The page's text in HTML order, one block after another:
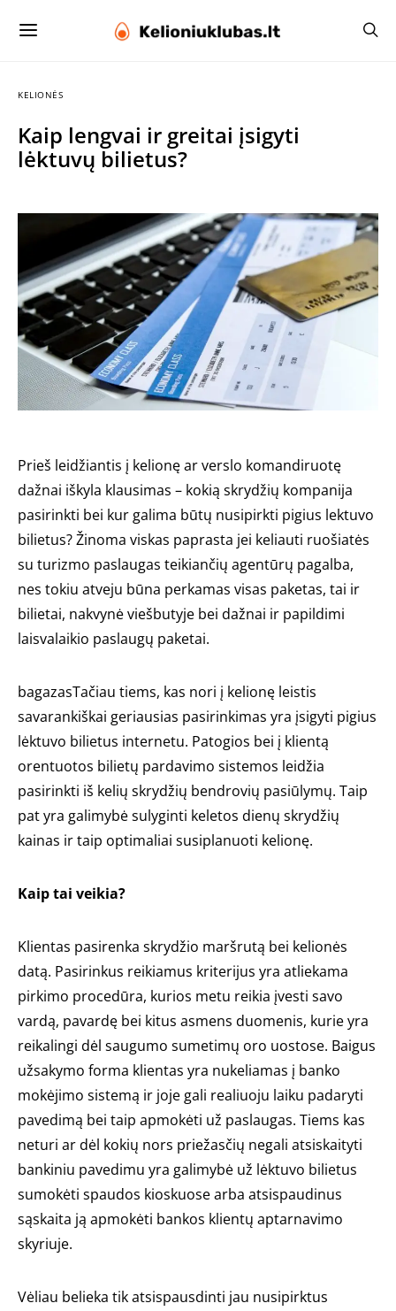
KELIONĖS
Kaip lengvai ir greitai įsigyti
lėktuvų bilietus?
Prieš leidžiantis į kelionę ar verslo komandiruotę
dažnai iškyla klausimas – kokią skrydžių kompanija
pasirinkti bei kur galima būtų nusipirkti pigius lektuvo
bilietus? Žinoma viskas paprasta jei keliauti ruošiatės
su turizmo paslaugas teikiančių agentūrų pagalba,
nes tokiu atveju būna perkamas visas paketas, tai ir
bilietai, nakvynė viešbutyje bei dažnai ir papildimi
laisvalaikio paslaugų paketai.
bagazasTačiau tiems, kas nori į kelionę leistis
savarankiškai geriausias pasirinkimas yra įsigyti pigius
lėktuvo bilietus internetu. Patogios bei į klientą
orentuotos bilietų pardavimo sistemos leidžia
pasirinkti iš kelių skrydžių bendrovių pasiūlymų. Taip
pat yra galimybė sulyginti keletos dienų skrydžių
kainas ir taip optimaliai susiplanuoti kelionę.
Kaip tai veikia?
Klientas pasirenka skrydžio maršrutą bei kelionės
datą. Pasirinkus reikiamus kriterijus yra atliekama
pirkimo procedūra, kurios metu reikia įvesti savo
vardą, pavardę bei kitus asmens duomenis, kurie yra
reikalingi dėl saugumo sumetimų oro uostose. Baigus
užsakymo forma klientas yra nukeliamas į banko
mokėjimo sistemą ir joje gali realiuoju laiku padaryti
pavedimą bei taip apmokėti už paslaugas. Tiems kas
neturi ar dėl kokių nors priežasčių negali atsiskaityti
bankiniu pavedimu yra galimybė už lėktuvo bilietus
sumokėti spaudos kioskuose arba atsispaudinus
sąskaita ją apmokėti bankos klientų aptarnavimo
skyriuje.
Vėliau belieka tik atsispausdinti jau nusipirktus